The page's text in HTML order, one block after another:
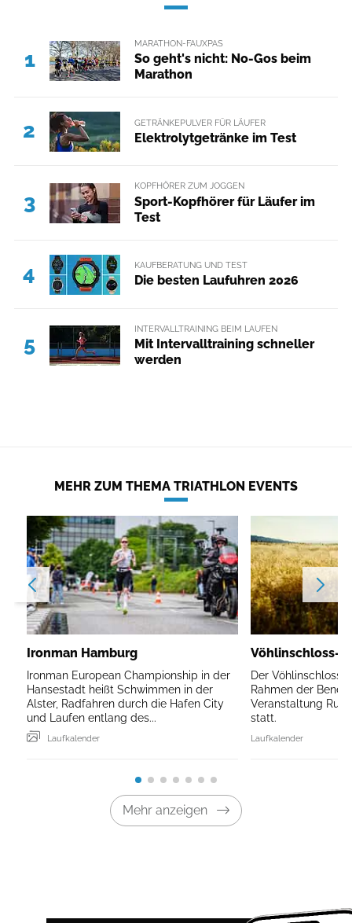
1
MARATHON-FAUXPAS
So geht's nicht: No-Gos beim
Marathon
2 GETRÄNKEPULVER FÜR LÄUFER
Elektrolytgetränke im Test
3
KOPFHÖRER ZUM JOGGEN
Sport-Kopfhörer für Läufer im
Test
4 KAUFBERATUNG UND TEST
Die besten Laufuhren 2026
5
INTERVALLTRAINING BEIM LAUFEN
Mit Intervalltraining schneller
werden
MEHR ZUM THEMA TRIATHLON EVENTS
Ironman Hamburg
Ironman European Championship in der
Hansestadt heißt Schwimmen in der
Alster, Radfahren durch die Hafen City
und Laufen entlang des...
Laufkalender
Vöhlinschloss-
Der
Rahmen der
Veranstaltung
statt.
Laufkalender
Mehr anzeigen